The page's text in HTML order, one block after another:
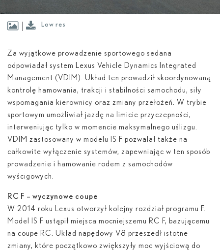
Low res
Za wyjątkowe prowadzenie sportowego sedana
odpowiadał system Lexus Vehicle Dynamics Integrated
Management (VDIM). Układ ten prowadził skoordynowaną
kontrolę hamowania, trakcji i stabilności samochodu, siły
wspomagania kierownicy oraz zmiany przełożeń. W trybie
sportowym umożliwiał jazdę na limicie przyczepności,
interweniując tylko w momencie maksymalnego uślizgu.
VDIM zastosowany w modelu IS F pozwalał także na
całkowite wyłączenie systemów, zapewniając w ten sposób
prowadzenie i hamowanie rodem z samochodów
wyścigowych.
RC F – wyczynowe coupe
W 2014 roku Lexus otworzył kolejny rozdział programu F.
Model IS F ustąpił miejsca mocniejszemu RC F, bazującemu
na coupe RC. Układ napędowy V8 przeszedł istotne
zmiany, które początkowo zwiększyły moc wyjściową do